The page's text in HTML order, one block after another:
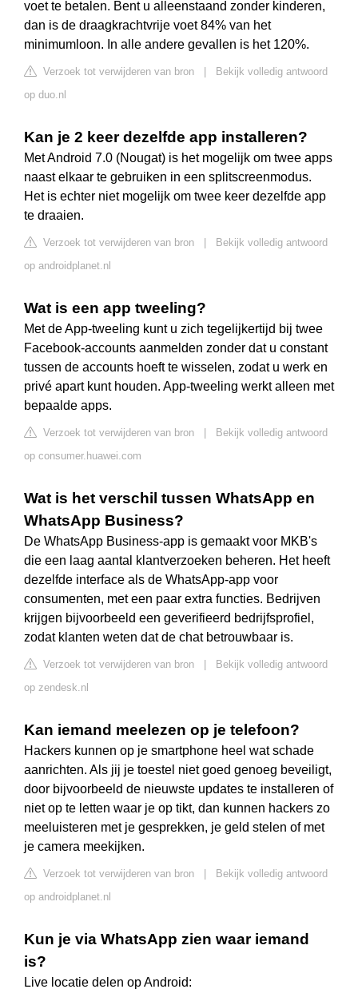
voet te betalen. Bent u alleenstaand zonder kinderen,
dan is de draagkrachtvrije voet 84% van het
minimumloon. In alle andere gevallen is het 120%.
Verzoek tot verwijderen van bron
Bekijk volledig antwoord
op duo.nl
Kan je 2 keer dezelfde app installeren?
Met Android 7.0 (Nougat) is het mogelijk om twee apps
naast elkaar te gebruiken in een splitscreenmodus.
Het is echter niet mogelijk om twee keer dezelfde app
te draaien.
Verzoek tot verwijderen van bron
Bekijk volledig antwoord
op androidplanet.nl
Wat is een app tweeling?
Met de App-tweeling kunt u zich tegelijkertijd bij twee
Facebook-accounts aanmelden zonder dat u constant
tussen de accounts hoeft te wisselen, zodat u werk en
privé apart kunt houden. App-tweeling werkt alleen met
bepaalde apps.
Verzoek tot verwijderen van bron
Bekijk volledig antwoord
op consumer.huawei.com
Wat is het verschil tussen WhatsApp en
WhatsApp Business?
De WhatsApp Business-app is gemaakt voor MKB's
die een laag aantal klantverzoeken beheren. Het heeft
dezelfde interface als de WhatsApp-app voor
consumenten, met een paar extra functies. Bedrijven
krijgen bijvoorbeeld een geverifieerd bedrijfsprofiel,
zodat klanten weten dat de chat betrouwbaar is.
Verzoek tot verwijderen van bron
Bekijk volledig antwoord
op zendesk.nl
Kan iemand meelezen op je telefoon?
Hackers kunnen op je smartphone heel wat schade
aanrichten. Als jij je toestel niet goed genoeg beveiligt,
door bijvoorbeeld de nieuwste updates te installeren of
niet op te letten waar je op tikt, dan kunnen hackers zo
meeluisteren met je gesprekken, je geld stelen of met
je camera meekijken.
Verzoek tot verwijderen van bron
Bekijk volledig antwoord
op androidplanet.nl
Kun je via WhatsApp zien waar iemand
is?
Live locatie delen op Android: